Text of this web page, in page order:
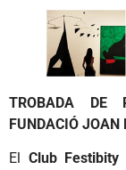
TROBADA DE
FUNDACIÓ JOAN
El Club Festibity